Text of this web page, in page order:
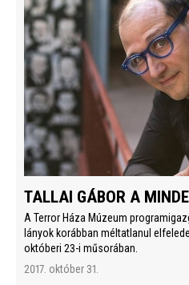
TALLAI GÁBOR A
A Terror Háza Múzeum
lányok korábban méltatlanul
októberi 23-i műsorában.
2017. október 31.